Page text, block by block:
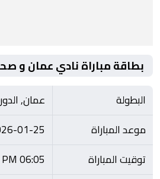
بطاقة مباراة نادي عمان و
البطولة
عمان,
موعد المباراة
01-25
توقيت المباراة
06:05 PM بتوقيت مصر